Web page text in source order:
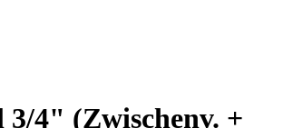
4" (Zwischenv. +